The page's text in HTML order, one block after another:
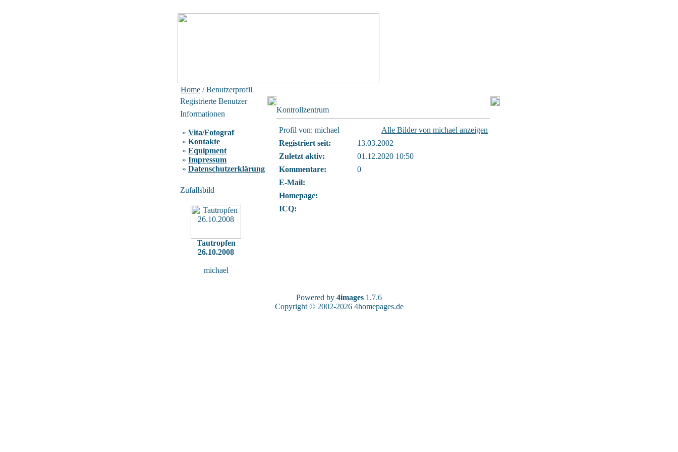
Home / Benutzerprofil
Registrierte Benutzer
Informationen
» Vita/Fotograf
» Kontakte
» Equipment
» Impressum
» Datenschutzerklärung
Zufallsbild
Tautropfen
26.10.2008
michael
Kontrollzentrum
Profil von: michael
Alle Bilder von michael anzeigen
Registriert seit:
13.03.2002
Zuletzt aktiv:
01.12.2020 10:50
Kommentare:
0
E-Mail:
Homepage:
ICQ:
Powered by 4images 1.7.6
Copyright © 2002-2026 4homepages.de